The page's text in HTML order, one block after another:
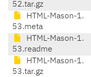
52.tar.gz
HTML-Mason-1.
53.meta
HTML-Mason-1.
53.readme
HTML-Mason-1.
53.tar.gz